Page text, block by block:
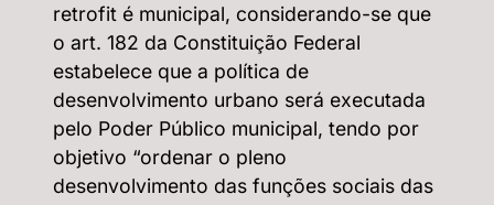
retrofit é municipal, considerando-se que
o art. 182 da Constituição Federal
estabelece que a política de
desenvolvimento urbano será executada
pelo Poder Público municipal, tendo por
objetivo “ordenar o pleno
desenvolvimento das funções sociais das